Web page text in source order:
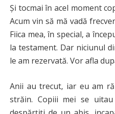
Și tocmai în acel moment
Acum vin să mă vadă
Fiica mea, în special, a
la testament. Dar niciunul
le am rezervată. Vor afla
Anii au trecut, iar eu am
străin. Copiii mei se